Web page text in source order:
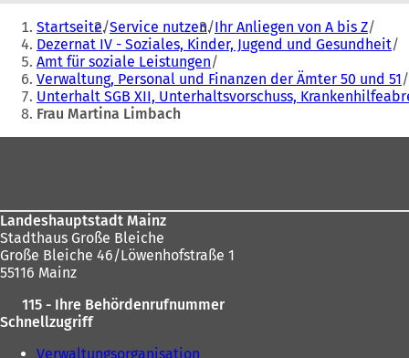
Sie
befinden
sich
hier:
Startseite Service nutzen Ihr Anliegen von A bis Z
Dezernat IV - Soziales, Kinder, Jugend und Gesundheit
Amt für soziale Leistungen
Verwaltung, Personal und Finanzen der Ämter 50 und 51
Unterhalt SGB XII, Unterhaltsvorschuss,
Frau Martina Limbach
Landeshauptstadt Mainz
Stadthaus Große Bleiche
Große Bleiche 46/Löwenhofstraße 1
55116 Mainz
115 - Ihre Behördenrufnummer
Schnellzugriff
Verwaltungsorganisation